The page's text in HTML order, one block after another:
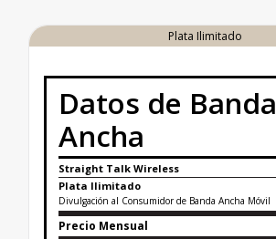
Plata Ilimitado
Datos de Banda
Ancha
Straight Talk Wireless
Plata Ilimitado
Divulgación al Consumidor de Banda Ancha Móvil
Precio Mensual